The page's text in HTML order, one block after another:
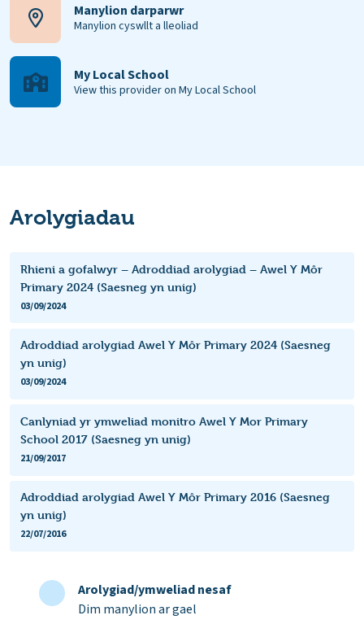
Manylion darparwr
Manylion cyswllt a lleoliad
My Local School
View this provider on My Local School
Arolygiadau
Rhieni a gofalwyr – Adroddiad arolygiad – Awel Y Môr
Primary 2024 (Saesneg yn unig)
03/09/2024
Adroddiad arolygiad Awel Y Môr Primary 2024 (Saesneg
yn unig)
03/09/2024
Canlyniad yr ymweliad monitro Awel Y Mor Primary
School 2017 (Saesneg yn unig)
21/09/2017
Adroddiad arolygiad Awel Y Môr Primary 2016 (Saesneg
yn unig)
22/07/2016
Arolygiad/ymweliad nesaf
Dim manylion ar gael